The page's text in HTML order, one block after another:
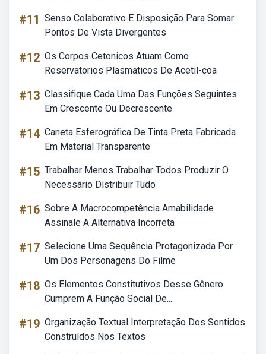
#11 Senso Colaborativo E Disposição Para Somar
Pontos De Vista Divergentes
#12 Os Corpos Cetonicos Atuam Como
Reservatorios Plasmaticos De Acetil-coa
#13 Classifique Cada Uma Das Funções Seguintes
Em Crescente Ou Decrescente
#14 Caneta Esferográfica De Tinta Preta Fabricada
Em Material Transparente
#15 Trabalhar Menos Trabalhar Todos Produzir O
Necessário Distribuir Tudo
#16 Sobre A Macrocompetência Amabilidade
Assinale A Alternativa Incorreta
#17 Selecione Uma Sequência Protagonizada Por
Um Dos Personagens Do Filme
#18 Os Elementos Constitutivos Desse Gênero
Cumprem A Função Social De...
#19 Organização Textual Interpretação Dos Sentidos
Construídos Nos Textos